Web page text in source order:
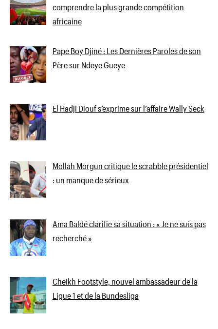
comprendre la plus grande compétition
africaine
Pape Boy Djiné : Les Dernières Paroles de son
Père sur Ndeye Gueye
El Hadji Diouf s’exprime sur l’affaire Wally Seck
Mollah Morgun critique le scrabble présidentiel
: un manque de sérieux
Ama Baldé clarifie sa situation : « Je ne suis pas
recherché »
Cheikh Footstyle, nouvel ambassadeur de la
Ligue 1 et de la Bundesliga